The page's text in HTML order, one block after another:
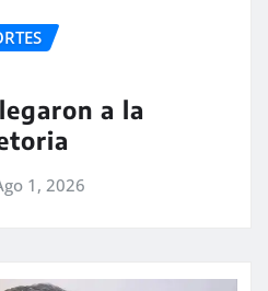
a la
1, 2026